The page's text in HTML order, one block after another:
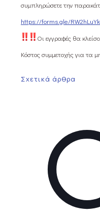
συμπληρώσετε την
https://forms.gle/
Οι εγγραφές θα
Κόστος συμμετοχής για τα
Σχετικά άρθρα